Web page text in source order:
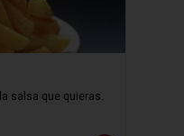
salsa que quieras.